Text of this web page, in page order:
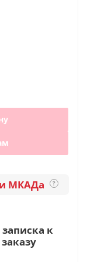
МКАДа ?
к